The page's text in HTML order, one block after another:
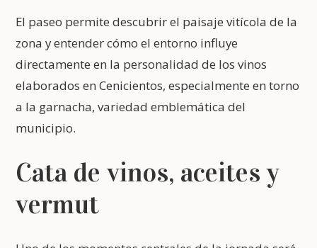
El paseo permite descubrir el paisaje vitícola de la
zona y entender cómo el entorno influye
directamente en la personalidad de los vinos
elaborados en Cenicientos, especialmente en torno
a la garnacha, variedad emblemática del
municipio.
Cata de vinos, aceites y
vermut